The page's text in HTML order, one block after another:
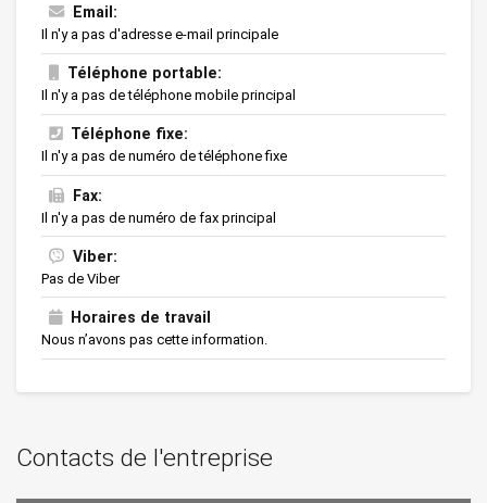
Email:
Il n'y a pas d'adresse e-mail principale
Téléphone portable:
Il n'y a pas de téléphone mobile principal
Téléphone fixe:
Il n'y a pas de numéro de téléphone fixe
Fax:
Il n'y a pas de numéro de fax principal
Viber:
Pas de Viber
Horaires de travail
Nous n’avons pas cette information.
Contacts de l'entreprise